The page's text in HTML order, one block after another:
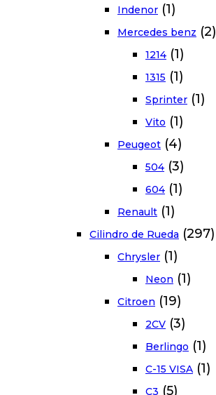
Indenor (1)
Mercedes benz (2)
1214 (1)
1315 (1)
Sprinter (1)
Vito (1)
Peugeot (4)
504 (3)
604 (1)
Renault (1)
Cilindro de Rueda (297)
Chrysler (1)
Neon (1)
Citroen (19)
2CV (3)
Berlingo (1)
C-15 VISA (1)
C3 (5)